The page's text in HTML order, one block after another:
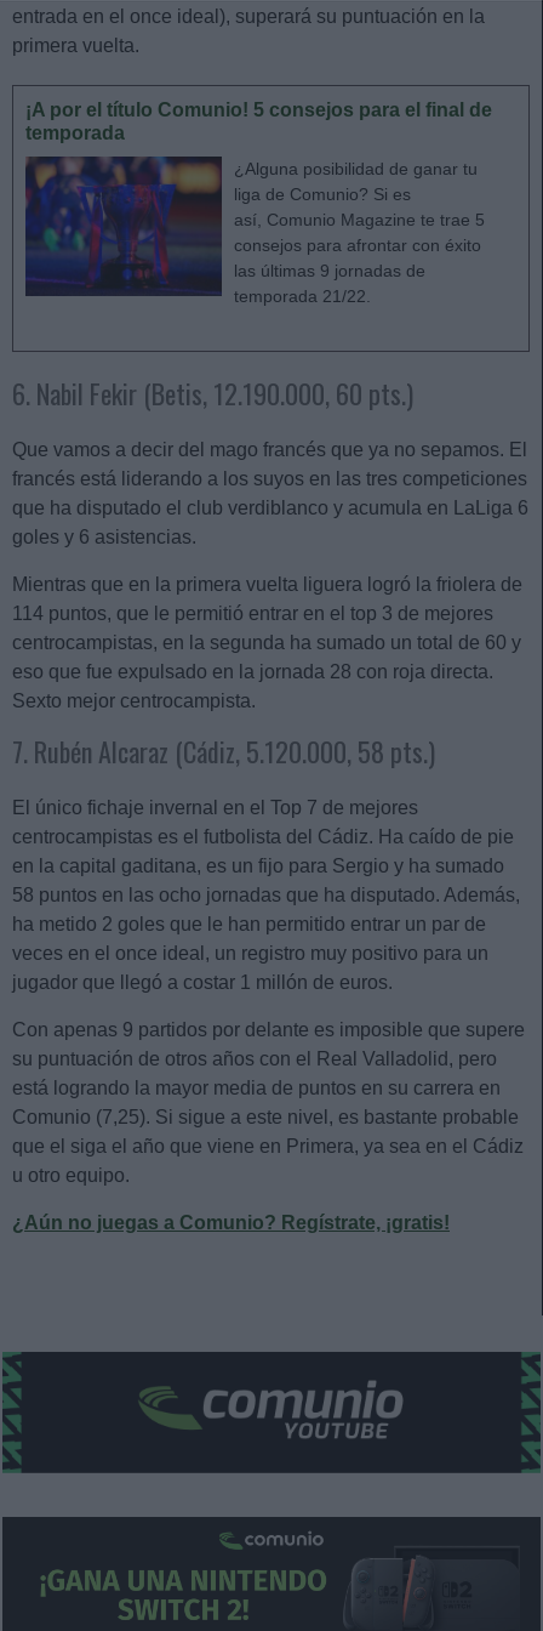
entrada en el once ideal), superará su puntuación en la
primera vuelta.
¡A por el título Comunio! 5 consejos para el final de
temporada
¿Alguna posibilidad de ganar tu
liga de Comunio? Si es
así, Comunio Magazine te trae 5
consejos para afrontar con éxito
las últimas 9 jornadas de
temporada 21/22.
6. Nabil Fekir (Betis, 12.190.000, 60 pts.)
Que vamos a decir del mago francés que ya no sepamos. El
francés está liderando a los suyos en las tres competiciones
que ha disputado el club verdiblanco y acumula en LaLiga 6
goles y 6 asistencias.
Mientras que en la primera vuelta liguera logró la friolera de
114 puntos, que le permitió entrar en el top 3 de mejores
centrocampistas, en la segunda ha sumado un total de 60 y
eso que fue expulsado en la jornada 28 con roja directa.
Sexto mejor centrocampista.
7. Rubén Alcaraz (Cádiz, 5.120.000, 58 pts.)
El único fichaje invernal en el Top 7 de mejores
centrocampistas es el futbolista del Cádiz. Ha caído de pie
en la capital gaditana, es un fijo para Sergio y ha sumado
58 puntos en las ocho jornadas que ha disputado. Además,
ha metido 2 goles que le han permitido entrar un par de
veces en el once ideal, un registro muy positivo para un
jugador que llegó a costar 1 millón de euros.
Con apenas 9 partidos por delante es imposible que supere
su puntuación de otros años con el Real Valladolid, pero
está logrando la mayor media de puntos en su carrera en
Comunio (7,25). Si sigue a este nivel, es bastante probable
que el siga el año que viene en Primera, ya sea en el Cádiz
u otro equipo.
¿Aún no juegas a Comunio? Regístrate, ¡gratis!